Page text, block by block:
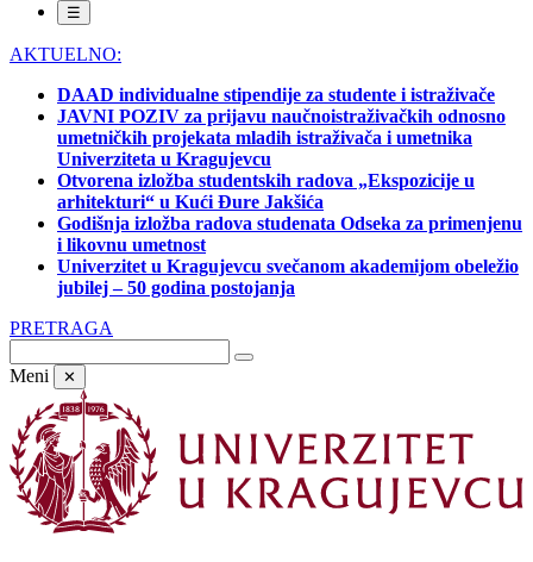
☰
AKTUELNO:
DAAD individualne stipendije za studente i istraživače
JAVNI POZIV za prijavu naučnoistraživačkih odnosno
umetničkih projekata mladih istraživača i umetnika
Univerziteta u Kragujevcu
Otvorena izložba studentskih radova „Ekspozicije u
arhitekturi“ u Kući Đure Jakšića
Godišnja izložba radova studenata Odseka za primenjenu
i likovnu umetnost
Univerzitet u Kragujevcu svečanom akademijom obeležio
jubilej – 50 godina postojanja
PRETRAGA
Meni ✕